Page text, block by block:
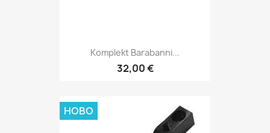
Komplekt Barabanni...
32,00 €
НОВО